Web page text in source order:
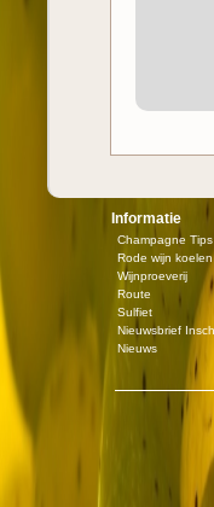
Informatie
Champagne Tips
Rode wijn koelen
Wijnproeverij
Route
Sulfiet
Nieuwsbrief
Nieuws